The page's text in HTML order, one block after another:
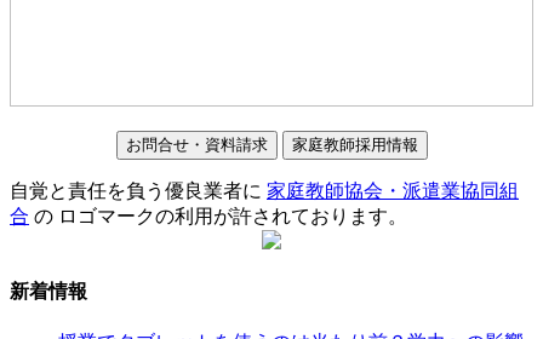
お問合せ・資料請求 家庭教師採用情報
自覚と責任を負う優良業者に 家庭教師協会・派遣業協同組
合 の ロゴマークの利用が許されております。
新着情報